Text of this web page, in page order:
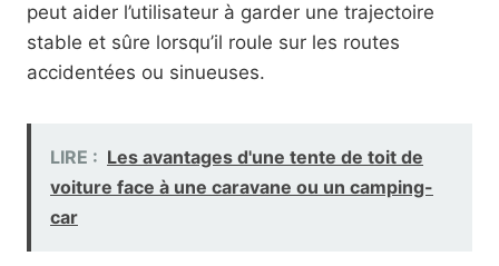
peut aider l’utilisateur à garder une trajectoire
stable et sûre lorsqu’il roule sur les routes
accidentées ou sinueuses.
LIRE : Les avantages d'une tente de toit de
voiture face à une caravane ou un camping-
car